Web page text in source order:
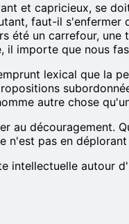
et capricieux, se
faut-il s'enfermer
été un carrefour,
importe que nous
lexical que la
autre chose
au découragement.
n'est pas en
intellectuelle autour